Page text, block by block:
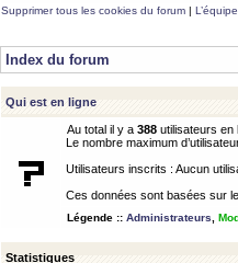
Supprimer tous les cookies du forum | L’équipe
Index du forum
Qui est en ligne
Au total il y a 388 utilisateurs en
Le nombre maximum
Utilisateurs inscrits : Aucun
Ces données sont basées sur
Légende :: Administrateurs
Statistiques